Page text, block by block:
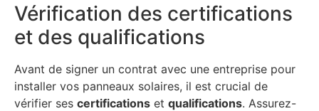
Vérification des certifications
et des qualifications
Avant de signer un contrat avec une entreprise pour
installer vos panneaux solaires, il est crucial de
vérifier ses certifications et qualifications. Assurez-